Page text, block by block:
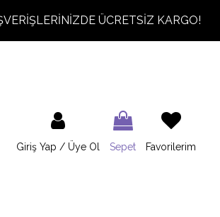
ÜCRETSİZ KARGO!
Giriş Yap / Üye Ol Sepet Favorilerim